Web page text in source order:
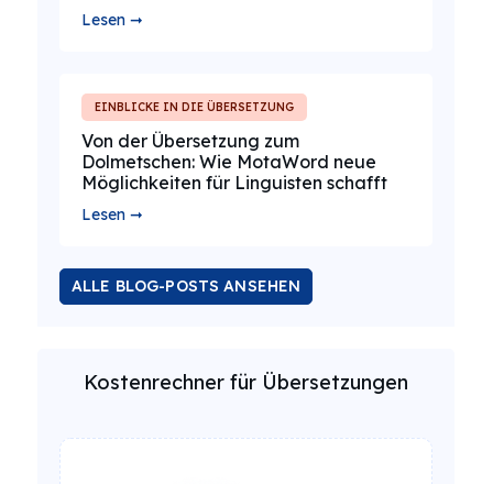
Lesen ➞
EINBLICKE IN DIE ÜBERSETZUNG
Von der Übersetzung zum
Dolmetschen: Wie MotaWord neue
Möglichkeiten für Linguisten schafft
Lesen ➞
ALLE BLOG-POSTS ANSEHEN
Kostenrechner für Übersetzungen